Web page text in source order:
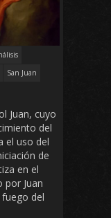
San Juan
Juan, cuyo
del
el uso del
de
en el
por Juan
del